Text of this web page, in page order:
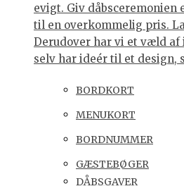
evigt. Giv dåbsceremonien
til en overkommelig pris.
Derudover har vi et væld af
selv har ideér til et design,
BORDKORT
MENUKORT
BORDNUMMER
GÆSTEBØGER
DÅBSGAVER